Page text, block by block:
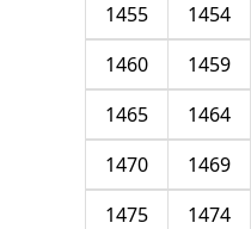
1454
1455
1459
1460
1464
1465
1469
1470
1474
1475